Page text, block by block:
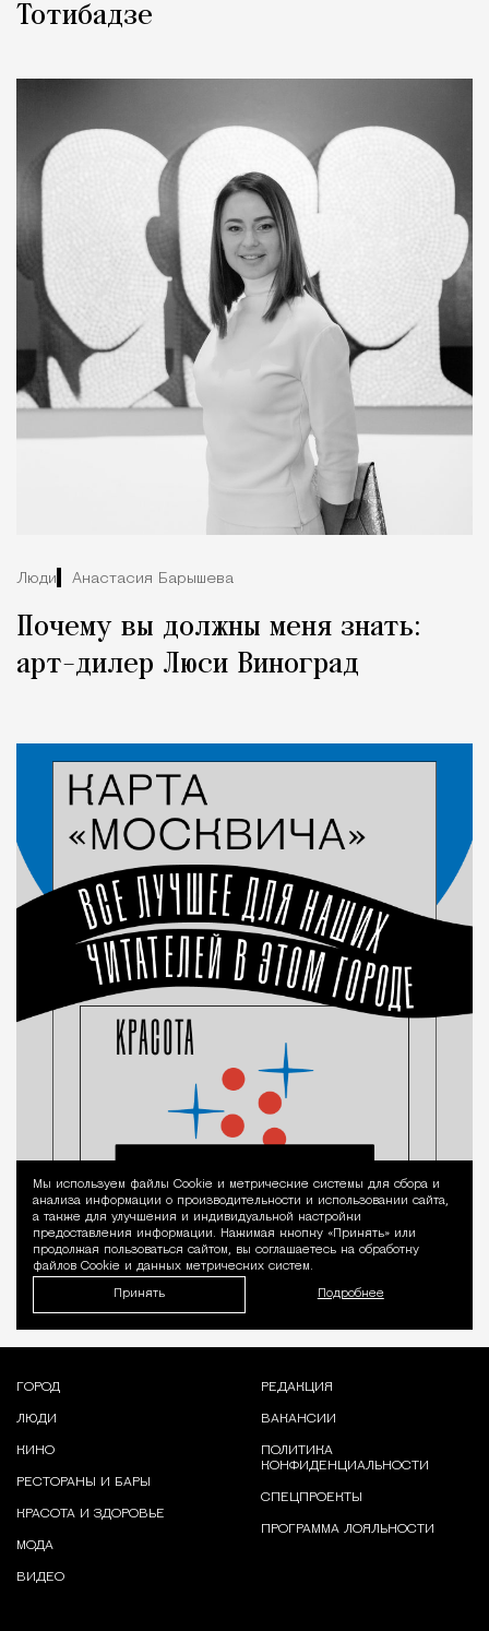
Тотибадзе
Люди Анастасия Барышева
Почему вы должны меня знать:
арт-дилер Люси Виноград
Уведомление
Мы используем файлы Сookie и метрические системы для сбора и
анализа информации о производительности и использовании сайта,
а также для улучшения и индивидуальной настройки
предоставления информации. Нажимая кнопку «Принять» или
продолжая пользоваться сайтом, вы соглашаетесь на обработку
файлов Cookie и данных метрических систем.
Принять Подробнее
ГОРОД
ЛЮДИ
КИНО
РЕСТОРАНЫ И БАРЫ
КРАСОТА И ЗДОРОВЬЕ
МОДА
ВИДЕО
РЕДАКЦИЯ
ВАКАНСИИ
ПОЛИТИКА
КОНФИДЕНЦИАЛЬНОСТИ
СПЕЦПРОЕКТЫ
ПРОГРАММА ЛОЯЛЬНОСТИ